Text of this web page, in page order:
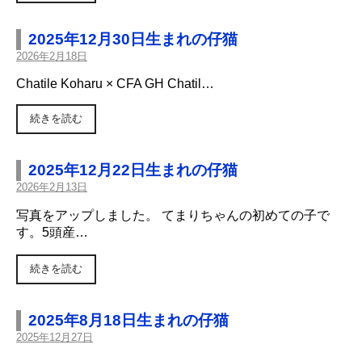
2025年12月30日生まれの仔猫
2026年2月18日
Chatile Koharu × CFA GH Chatil…
続きを読む
2025年12月22日生まれの仔猫
2026年2月13日
写真をアップしました。 てまりちゃんの初めての子で
す。5頭産…
続きを読む
2025年8月18日生まれの仔猫
2025年12月27日